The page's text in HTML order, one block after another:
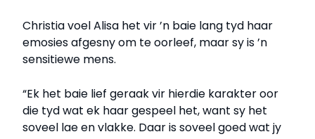
Christia voel Alisa het vir ’n baie lang tyd haar
emosies afgesny om te oorleef, maar sy is ’n
sensitiewe mens.
“Ek het baie lief geraak vir hierdie karakter oor
die tyd wat ek haar gespeel het, want sy het
soveel lae en vlakke. Daar is soveel goed wat jy